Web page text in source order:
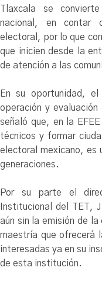
Tlaxcala se
nacional, en contar
electoral, por lo que
que inicien desde la
de atención a las
En su oportunidad,
operación y
señaló que, en la
técnicos y formar
electoral mexicano, es
generaciones.
Por su parte el
Institucional del TET,
aún sin la emisión de
maestría que ofrecerá
interesadas ya en su
de esta institución.